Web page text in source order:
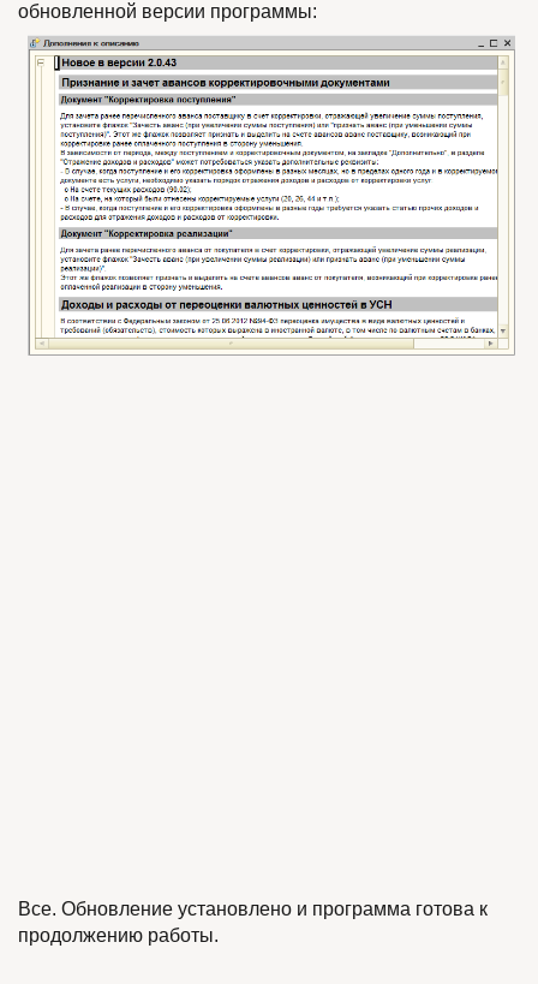
обновленной версии программы:
Все. Обновление установлено и программа готова к
продолжению работы.